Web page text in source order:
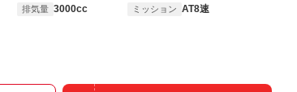
排気量 3000cc ミッション AT8速